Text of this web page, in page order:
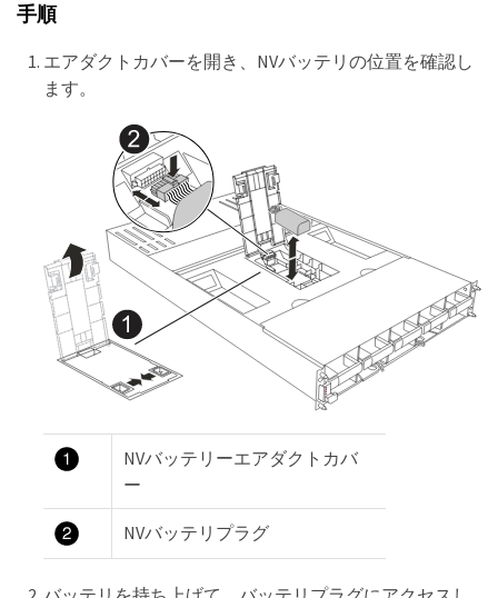
手順
エアダクトカバーを開き、NVバッテリの位置を確認し
ます。
NVバッテリーエアダクトカバ
ー
NVバッテリプラグ